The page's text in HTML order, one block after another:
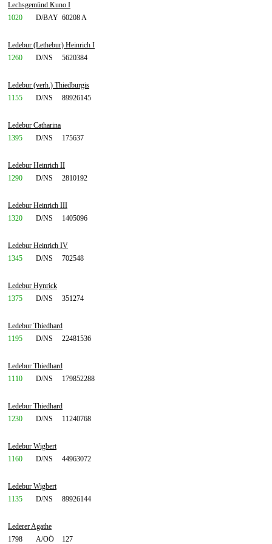
Lechsgemünd Kuno I
1020
D/BAY 60208 A
Ledebur (Lethebur) Heinrich I
1260
D/NS 5620384
Ledebur (verh.) Thiedburgis
1155
D/NS 89926145
Ledebur Catharina
1395
D/NS 175637
Ledebur Heinrich II
1290
D/NS 2810192
Ledebur Heinrich III
1320
D/NS 1405096
Ledebur Heinrich IV
1345
D/NS 702548
Ledebur Hynrick
1375
D/NS 351274
Ledebur Thiedhard
1195
D/NS 22481536
Ledebur Thiedhard
1110
D/NS 179852288
Ledebur Thiedhard
1230
D/NS 11240768
Ledebur Wigbert
1160
D/NS 44963072
Ledebur Wigbert
1135
D/NS 89926144
Lederer Agathe
1798
A/OÖ 127